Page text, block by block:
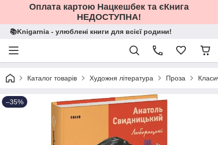
Оплата картою Нацкешбек та єКнига
НЕДОСТУПНА!
📚Knigarnia - улюблені книги для всієї родини!
Каталог товарів Художня література Проза
–35%